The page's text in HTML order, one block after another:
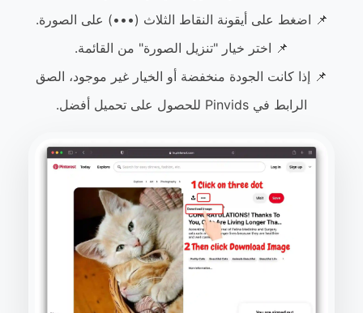
📌 اضغط على أيقونة النقاط الثلاث (•••) على الصورة.
📌 اختر خيار "تنزيل الصورة" من القائمة.
📌 إذا كانت الجودة منخفضة أو الخيار غير موجود، الصق
الرابط في Pinvids للحصول على تحميل أفضل.